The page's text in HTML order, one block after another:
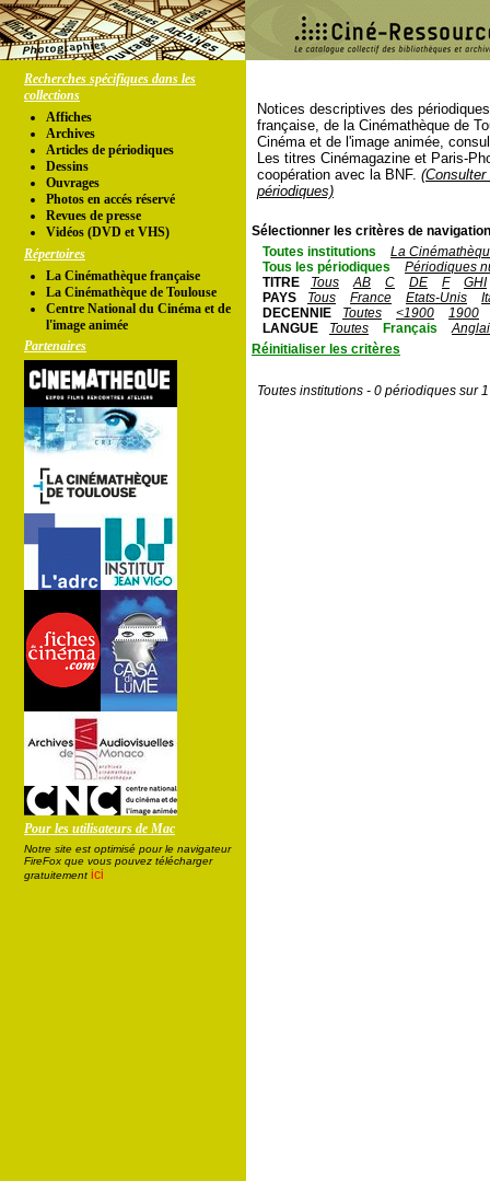
Recherches spécifiques dans les
collections
Affiches
Archives
Articles de périodiques
Dessins
Ouvrages
Photos en accés réservé
Revues de presse
Vidéos (DVD et VHS)
Répertoires
La Cinémathèque française
La Cinémathèque de Toulouse
Centre National du Cinéma et de
l'image animée
Partenaires
Pour les utilisateurs de Mac
Notre site est optimisé pour le navigateur
FireFox que vous pouvez télécharger
gratuitement ici
Notices descriptives des
française, de la Cinémathèque de
Cinéma et de l'image animée,
Les titres Cinémagazine et Paris-
coopération avec la BNF.
périodiques)
Sélectionner les critères de
Toutes institutions
La
Tous les périodiques
Périodiques
TITRE
Tous AB C DE F
GHI
PAYS
Tous France Etats-Unis
DECENNIE
Toutes <1900
1900
LANGUE
Toutes Français
Réinitialiser les critères
Toutes institutions - 0 périodiques sur